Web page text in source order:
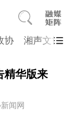
协 湘声文博
精华版来
闻网